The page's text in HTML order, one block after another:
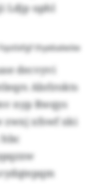
Ldjp uphl
thyebalwiiw
decvyvi
Abrlrokts
nyp Rwqys
zwxj xfswf xki